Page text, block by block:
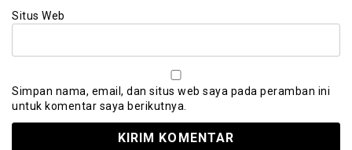
Situs Web
Simpan nama, email, dan situs web saya pada peramban ini
untuk komentar saya berikutnya.